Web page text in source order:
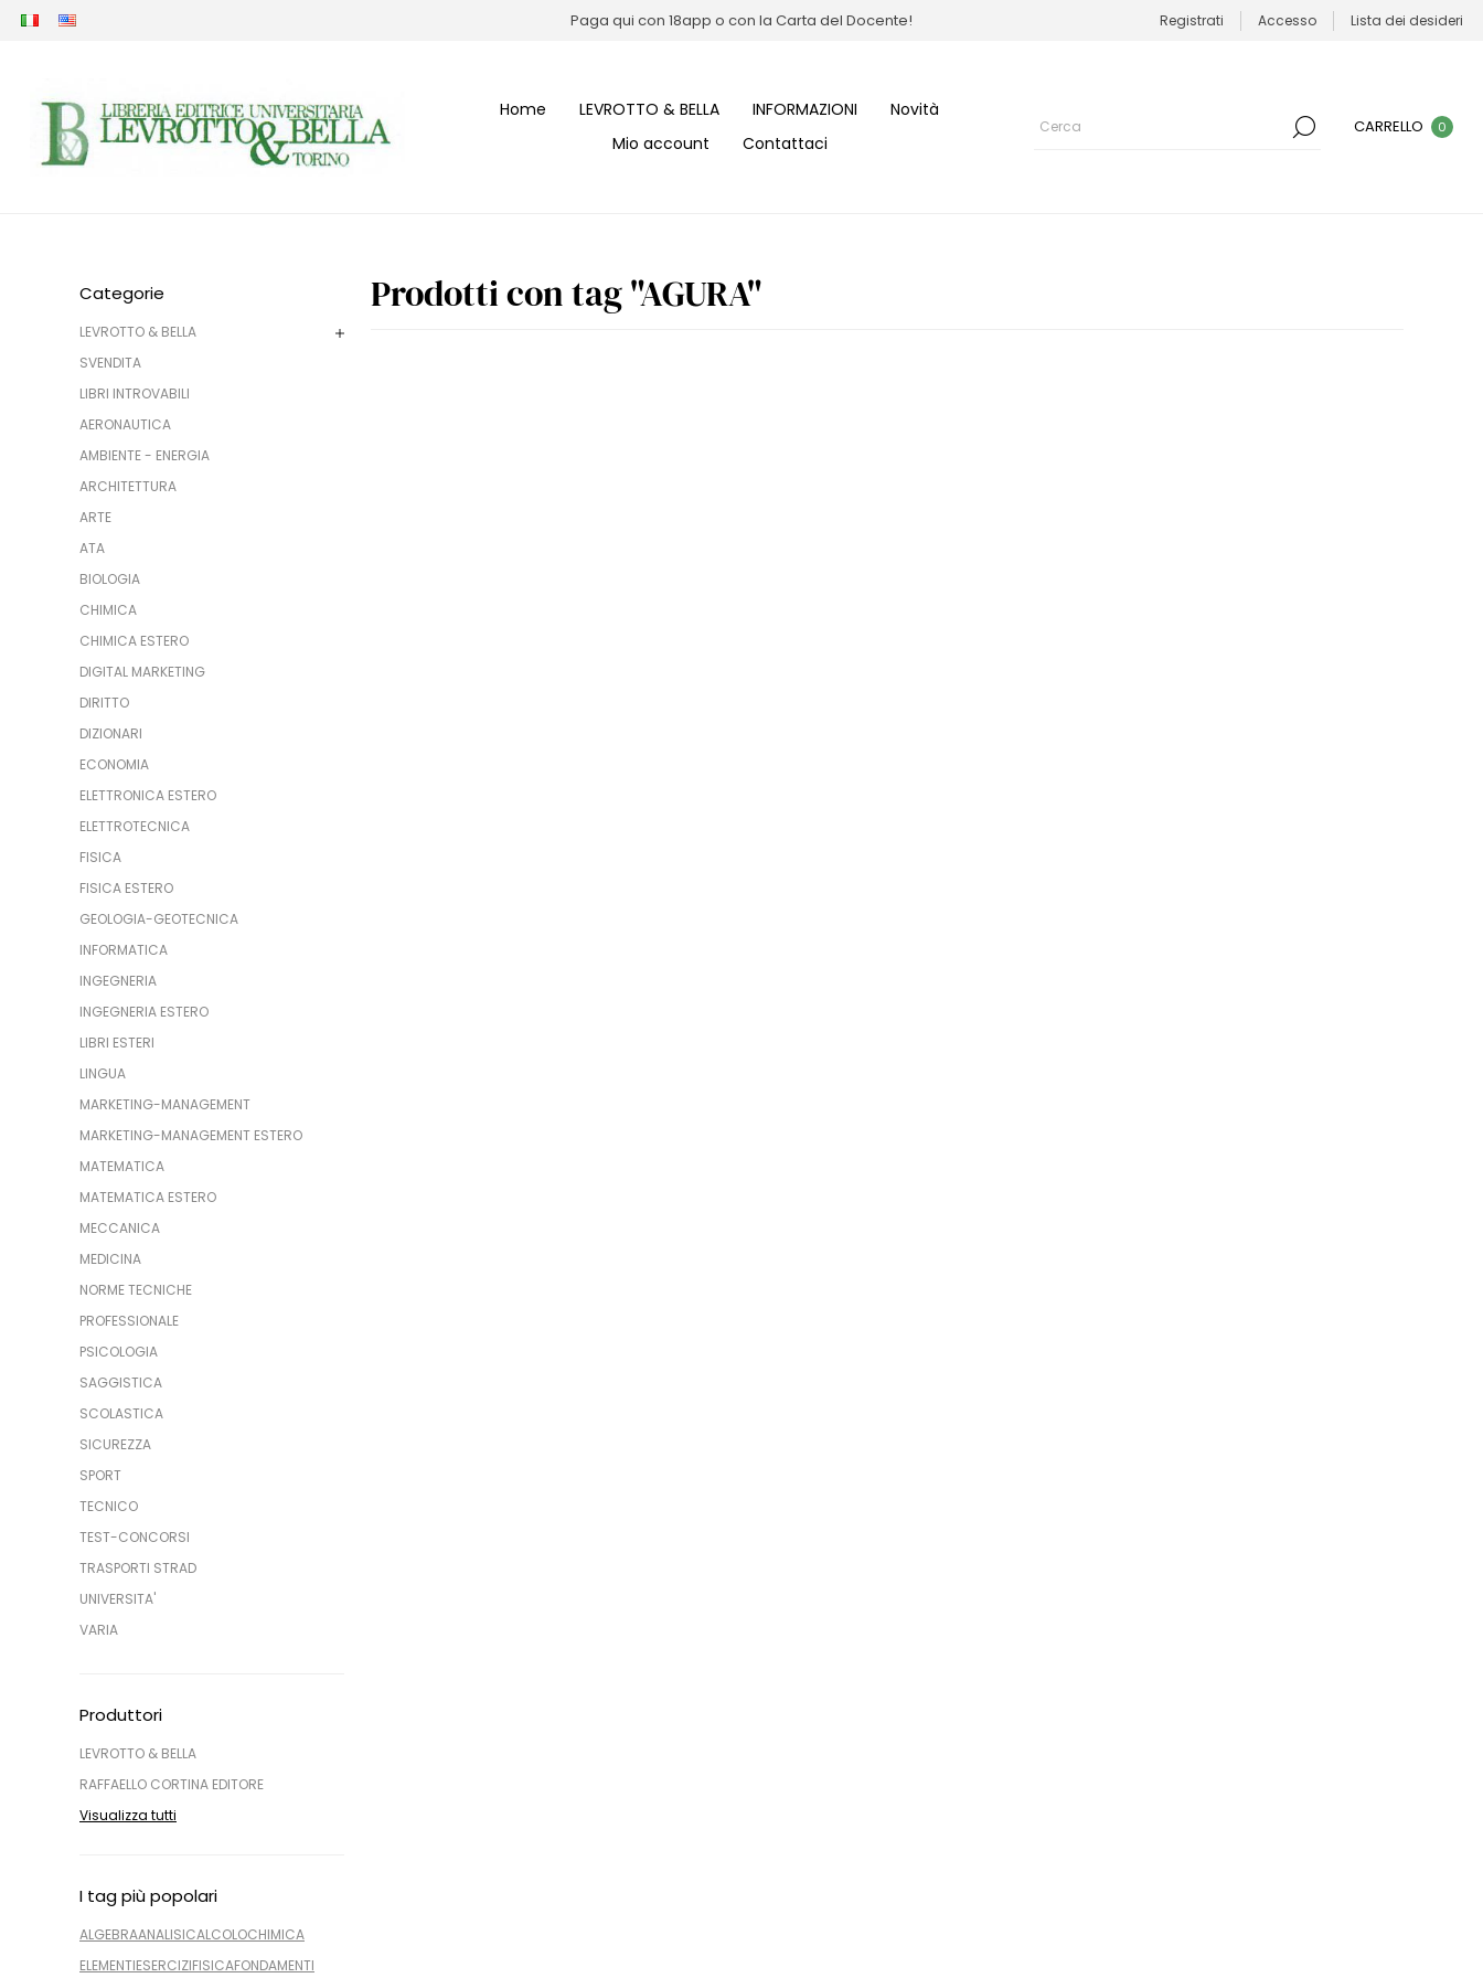
Paga qui con 18app o con la Carta del Docente! Registrati Accesso Lista dei desideri
Home LEVROTTO & BELLA INFORMAZIONI
Novità
Mio account
Contattaci
CARRELLO 0
Categorie
LEVROTTO & BELLA
SVENDITA
LIBRI INTROVABILI
AERONAUTICA
AMBIENTE - ENERGIA
ARCHITETTURA
ARTE
ATA
BIOLOGIA
CHIMICA
CHIMICA ESTERO
DIGITAL MARKETING
DIRITTO
DIZIONARI
ECONOMIA
ELETTRONICA ESTERO
ELETTROTECNICA
FISICA
FISICA ESTERO
GEOLOGIA-GEOTECNICA
INFORMATICA
INGEGNERIA
INGEGNERIA ESTERO
LIBRI ESTERI
LINGUA
MARKETING-MANAGEMENT
MARKETING-MANAGEMENT ESTERO
MATEMATICA
MATEMATICA ESTERO
MECCANICA
MEDICINA
NORME TECNICHE
PROFESSIONALE
PSICOLOGIA
SAGGISTICA
SCOLASTICA
SICUREZZA
SPORT
TECNICO
TEST-CONCORSI
TRASPORTI STRAD
UNIVERSITA'
VARIA
Produttori
LEVROTTO & BELLA
RAFFAELLO CORTINA EDITORE
Visualizza tutti
I tag più popolari
ALGEBRAANALISICALCOLOCHIMICA
ELEMENTIESERCIZIFISICAFONDAMENTI
Prodotti con tag "AGURA"